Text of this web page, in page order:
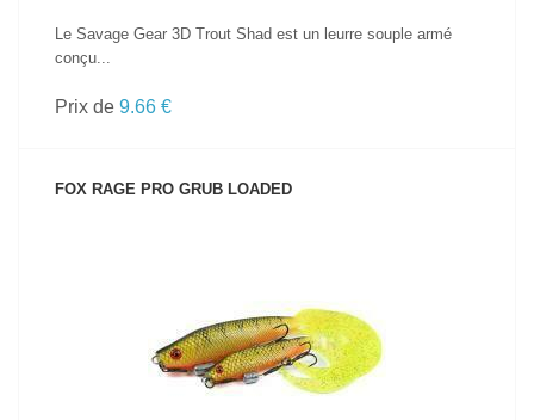
Le Savage Gear 3D Trout Shad est un leurre souple armé
conçu...
Prix de 9.66 €
FOX RAGE PRO GRUB LOADED
VOIR LE PRODUIT